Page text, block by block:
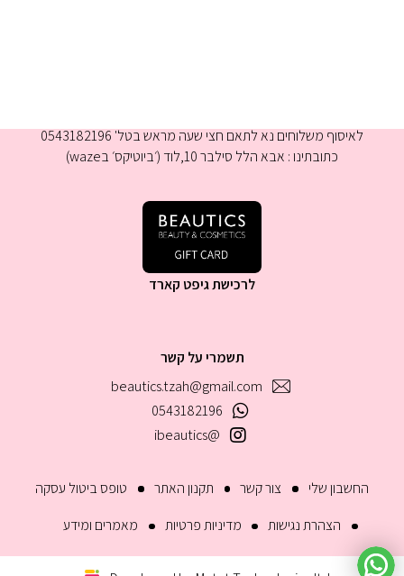
החשבון שלי צור קשר תקנון האתר
טופס ביטול עסקה
הצהרת נגישות
מדיניות פרטיות מאמרים ומידע
תשמרי על קשר
beautics.tzah@gmail.com
0543182196
@ibeautics
לאיסוף משלוחים נא לתאם חצי שעה מראש בטל' 0543182196
כתובתינו : אבא הלל סילבר 10,לוד (׳ביוטיקס׳ בwaze)
לרכישת גיפט קארד